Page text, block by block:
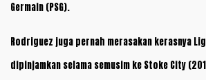
Germain (PSG).
Rodriguez juga pernah merasakan kerasnya
dipinjamkan selama semusim ke Stoke City